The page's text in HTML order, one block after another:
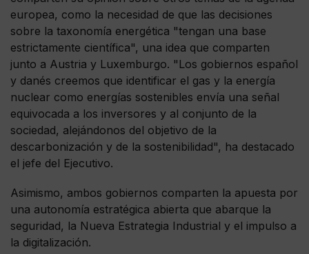
europea, como la necesidad de que las decisiones
sobre la taxonomía energética "tengan una base
estrictamente científica", una idea que comparten
junto a Austria y Luxemburgo. "Los gobiernos español
y danés creemos que identificar el gas y la energía
nuclear como energías sostenibles envía una señal
equivocada a los inversores y al conjunto de la
sociedad, alejándonos del objetivo de la
descarbonización y de la sostenibilidad", ha destacado
el jefe del Ejecutivo.
Asimismo, ambos gobiernos comparten la apuesta por
una autonomía estratégica abierta que abarque la
seguridad, la Nueva Estrategia Industrial y el impulso a
la digitalización.